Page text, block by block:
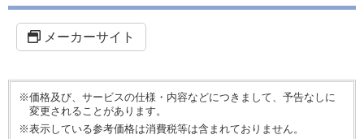
メーカーサイト
※価格及び、サービスの仕様・内容などにつきまして、予告なしに
変更されることがあります。
※表示している参考価格は消費税等は含まれておりません。